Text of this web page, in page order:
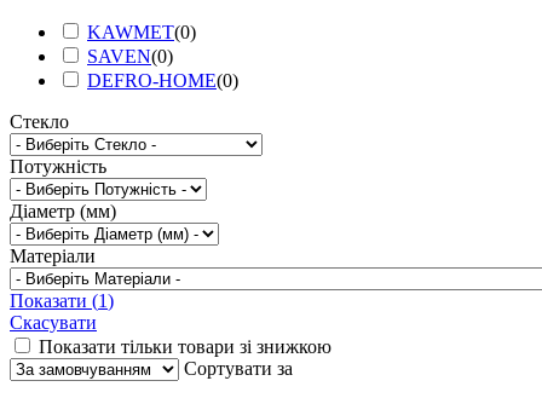
KAWMET(0)
SAVEN(0)
DEFRO-HOME(0)
Стекло
Потужність
Діаметр (мм)
Матеріали
Показати (1)
Скасувати
Показати тільки товари зі знижкою
Сортувати за